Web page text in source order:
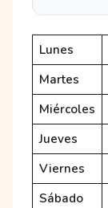
Lunes
Martes
Miércoles
Jueves
Viernes
Sábado